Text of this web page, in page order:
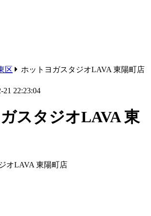
区 ホットヨガスタジオLAVA 東陽町店
22:23:04
スタジオLAVA 東